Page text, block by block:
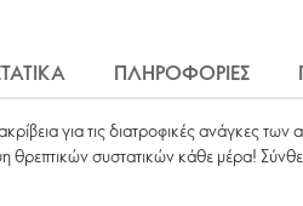
ΠΛΗΡΟΦΟΡΙΕΣ
για τις διατροφικές ανάγκες
θρεπτικών συστατικών κάθε μέρα!